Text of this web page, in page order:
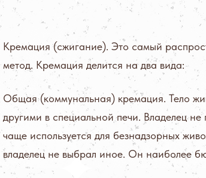
Кремация (сжигание). Это самый
метод. Кремация делится на два вида:
Общая (коммунальная) кремация. Тело
другими в специальной печи. Владелец не
чаще используется для безнадзорных
владелец не выбрал иное. Он наиболее